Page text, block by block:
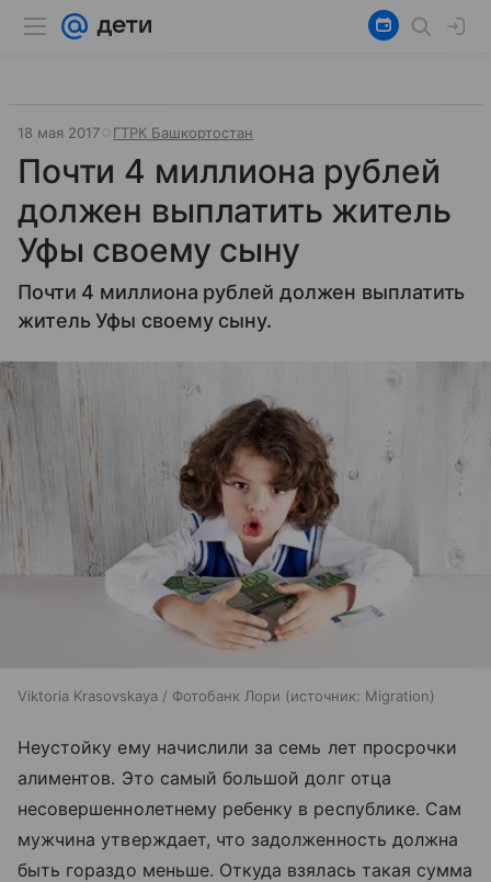
18 мая 2017 ГТРК Башкортостан
Почти 4 миллиона рублей
должен выплатить житель
Уфы своему сыну
Почти 4 миллиона рублей должен выплатить
житель Уфы своему сыну.
Viktoria Krasovskaya / Фотобанк Лори источник: Migration
Неустойку ему начислили за семь лет просрочки
алиментов. Это самый большой долг отца
несовершеннолетнему ребенку в республике. Сам
мужчина утверждает, что задолженность должна
быть гораздо меньше. Откуда взялась такая сумма